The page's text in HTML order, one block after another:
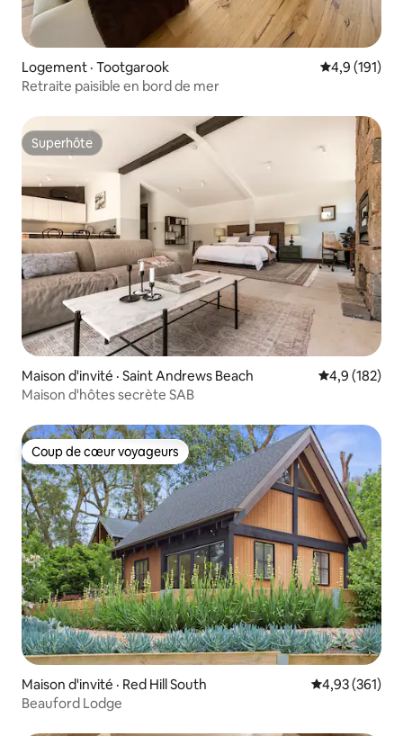
Logement · Tootgarook Note
4,9 (191)
Retraite paisible en bord de mer
Superhôte
Superhôte
Maison d'invité · Saint Andrews Beach Note
4,9 (182)
Maison d'hôtes secrète SAB
Coup de cœur voyageurs
Coup de cœur voyageurs
Maison d'invité · Red Hill South Note
4,93 (361)
Beauford Lodge